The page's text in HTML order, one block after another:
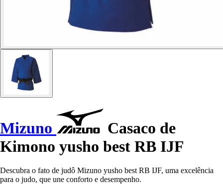
Mizuno
Casaco de
Kimono yusho best RB IJF
Descubra o fato de judô Mizuno yusho best RB IJF, uma excelência
para o judo, que une conforto e desempenho.